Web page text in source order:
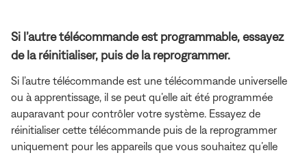
Si l’autre télécommande est programmable, essayez
de la réinitialiser, puis de la reprogrammer.
Si l’autre télécommande est une télécommande universelle
ou à apprentissage, il se peut qu’elle ait été programmée
auparavant pour contrôler votre système. Essayez de
réinitialiser cette télécommande puis de la reprogrammer
uniquement pour les appareils que vous souhaitez qu’elle